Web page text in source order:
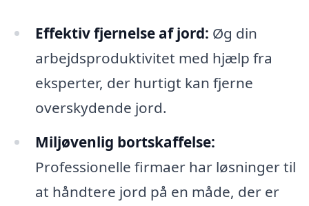
Effektiv fjernelse af jord: Øg din
arbejdsproduktivitet med hjælp fra
eksperter, der hurtigt kan fjerne
overskydende jord.
Miljøvenlig bortskaffelse:
Professionelle firmaer har løsninger til
at håndtere jord på en måde, der er